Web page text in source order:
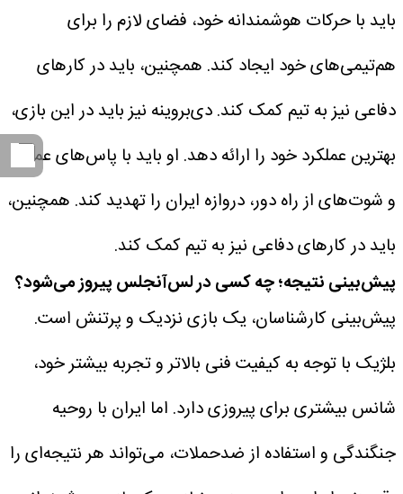
باید با حرکات هوشمندانه خود، فضای لازم را برای
هم‌تیمی‌های خود ایجاد کند. همچنین، باید در کارهای
دفاعی نیز به تیم کمک کند. دی‌بروینه نیز باید در این بازی،
بهترین عملکرد خود را ارائه دهد. او باید با پاس‌های عمقی
و شوت‌های از راه دور، دروازه ایران را تهدید کند. همچنین،
باید در کارهای دفاعی نیز به تیم کمک کند.
پیش‌بینی نتیجه؛ چه کسی در لس‌آنجلس پیروز می‌شود؟
پیش‌بینی کارشناسان، یک بازی نزدیک و پرتنش است.
بلژیک با توجه به کیفیت فنی بالاتر و تجربه بیشتر خود،
شانس بیشتری برای پیروزی دارد. اما ایران با روحیه
جنگندگی و استفاده از ضدحملات، می‌تواند هر نتیجه‌ای را